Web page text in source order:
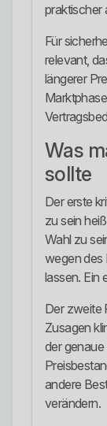
praktischer
Für
relevant,
längerer
Was
sollte
Der erste
zu sein
Wahl zu
wegen des
lassen. Ein
Der zweite
Zusagen
der
andere
verändern.